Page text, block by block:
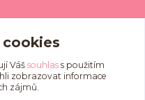
we.cz
cookies
Váš souhlass použitím
zobrazovat informace
zájmů.